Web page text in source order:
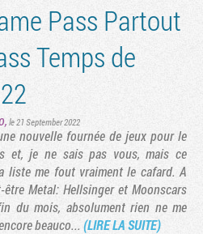
Pass Partout
Temps de
, le 21 September 2022
nouvelle fournée de jeux pour le
et, je ne sais pas vous, mais ce
liste me fout vraiment le cafard. A
Metal: Hellsinger et Moonscars
du mois, absolument rien ne me
beauco... (LIRE LA SUITE)